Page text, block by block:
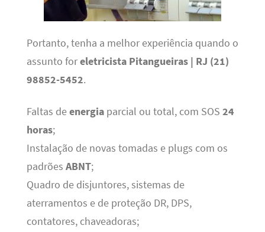
Portanto, tenha a melhor experiência quando o
assunto foreletricista Pitangueiras | RJ (21)
98852-5452.
Faltas deenergiaparcial ou total, com SOS 24
horas;
Instalação de novas tomadas e plugs com os
padrões ABNT;
Quadro de disjuntores, sistemas de
aterramentos e de proteção DR, DPS,
contatores, chaveadoras;